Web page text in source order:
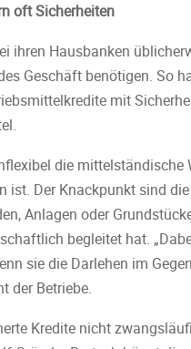
oft Sicherheiten
ihren Hausbanken
Geschäft benötigen. So
mit
die
ist. Der Knackpunkt sind
Anlagen oder
begleitet hat.
sie die Darlehen im
der Betriebe.
Kredite nicht